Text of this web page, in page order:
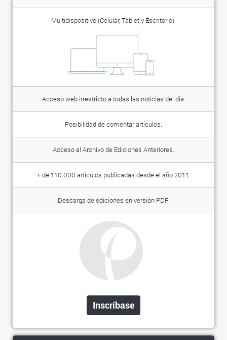
Multidispositivo (Celular, Tablet y Escritorio).
Acceso web irrestricto a todas las noticias del día.
Posibilidad de comentar artículos.
Acceso al Archivo de Ediciones Anteriores.
+ de 110.000 artículos publicadas desde el año 2011.
Descarga de ediciones en versión PDF.
Inscríbase